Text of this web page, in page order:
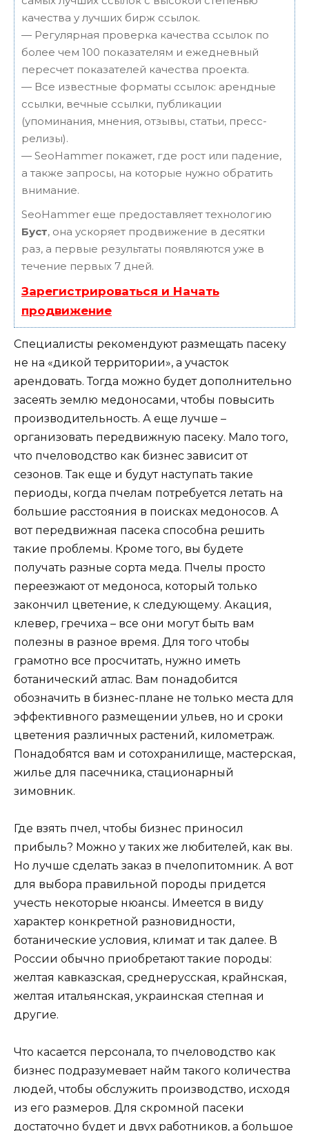
качества у лучших бирж ссылок.
— Регулярная проверка качества ссылок по
более чем 100 показателям и ежедневный
пересчет показателей качества проекта.
— Все известные форматы ссылок: арендные
ссылки, вечные ссылки, публикации
(упоминания, мнения, отзывы, статьи, пресс-
релизы).
— SeoHammer покажет, где рост или падение,
а также запросы, на которые нужно обратить
внимание.
SeoHammer еще предоставляет технологию
Буст, она ускоряет продвижение в десятки
раз, а первые результаты появляются уже в
течение первых 7 дней.
Зарегистрироваться и Начать
продвижение
Специалисты рекомендуют размещать пасеку
не на «дикой территории», а участок
арендовать. Тогда можно будет дополнительно
засеять землю медоносами, чтобы повысить
производительность. А еще лучше –
организовать передвижную пасеку. Мало того,
что пчеловодство как бизнес зависит от
сезонов. Так еще и будут наступать такие
периоды, когда пчелам потребуется летать на
большие расстояния в поисках медоносов. А
вот передвижная пасека способна решить
такие проблемы. Кроме того, вы будете
получать разные сорта меда. Пчелы просто
переезжают от медоноса, который только
закончил цветение, к следующему. Акация,
клевер, гречиха – все они могут быть вам
полезны в разное время. Для того чтобы
грамотно все просчитать, нужно иметь
ботанический атлас. Вам понадобится
обозначить в бизнес-плане не только места для
эффективного размещении ульев, но и сроки
цветения различных растений, километраж.
Понадобятся вам и сотохранилище, мастерская,
жилье для пасечника, стационарный
зимовник.
Где взять пчел, чтобы бизнес приносил
прибыль? Можно у таких же любителей, как вы.
Но лучше сделать заказ в пчелопитомник. А вот
для выбора правильной породы придется
учесть некоторые нюансы. Имеется в виду
характер конкретной разновидности,
ботанические условия, климат и так далее. В
России обычно приобретают такие породы:
желтая кавказская, среднерусская, крайнская,
желтая итальянская, украинская степная и
другие.
Что касается персонала, то пчеловодство как
бизнес подразумевает найм такого количества
людей, чтобы обслужить производство, исходя
из его размеров. Для скромной пасеки
достаточно будет и двух работников, а большое